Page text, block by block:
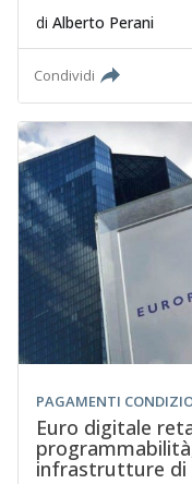
di Alberto Perani
Condividi
PAGAMENTI
Euro digitale
infrastrutture di